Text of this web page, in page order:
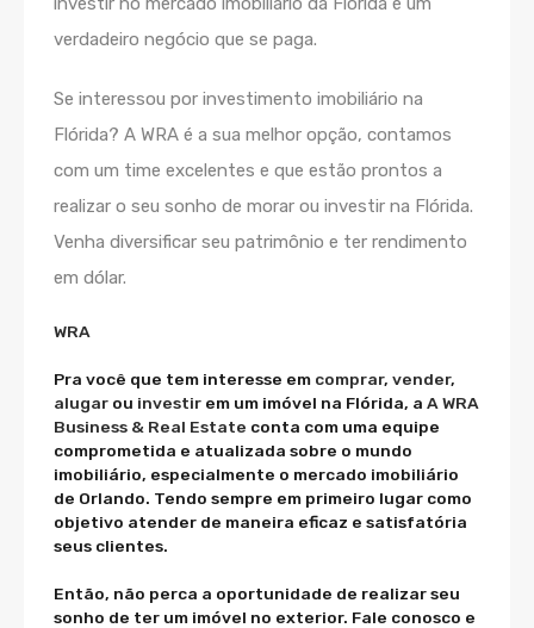
verdadeiro negócio que se paga.
Se interessou por investimento imobiliário na
Flórida? A WRA é a sua melhor opção, contamos
com um time excelentes e que estão prontos a
realizar o seu sonho de morar ou investir na Flórida.
Venha diversificar seu patrimônio e ter rendimento
em dólar.
WRA
Pra você que tem interesse em comprar, vender,
alugar ou investir em um imóvel na Flórida, a A WRA
Business & Real Estate conta com uma equipe
comprometida e atualizada sobre o mundo
imobiliário, especialmente o mercado imobiliário
de Orlando. Tendo sempre em primeiro lugar como
objetivo atender de maneira eficaz e satisfatória
seus clientes.
Então, não perca a oportunidade de realizar seu
sonho de ter um imóvel no exterior. Fale conosco e